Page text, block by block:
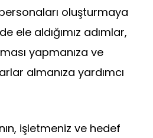
oluşturmaya
ele aldığımız adımlar,
yapmanıza ve
almanıza yardımcı
işletmeniz ve hedef